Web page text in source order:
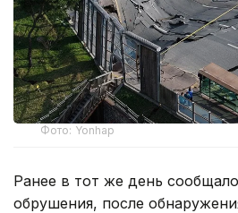
Фото: Yonhap
Ранее в тот же день
обрушения, после